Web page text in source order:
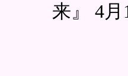
来』 4月